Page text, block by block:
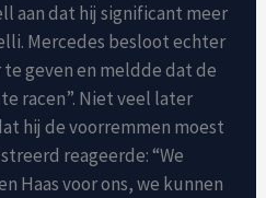
aan dat hij significant meer
Mercedes besloot echter
geven en meldde dat de
racen”. Niet veel later
hij de voorremmen moest
reageerde: “We
Haas voor ons, we kunnen